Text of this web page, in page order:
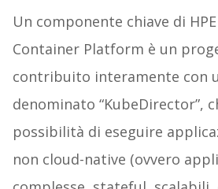
Un componente chiave di
Container Platform è un
contribuito interamente con
denominato “KubeDirector”,
possibilità di eseguire
non cloud-native (ovvero